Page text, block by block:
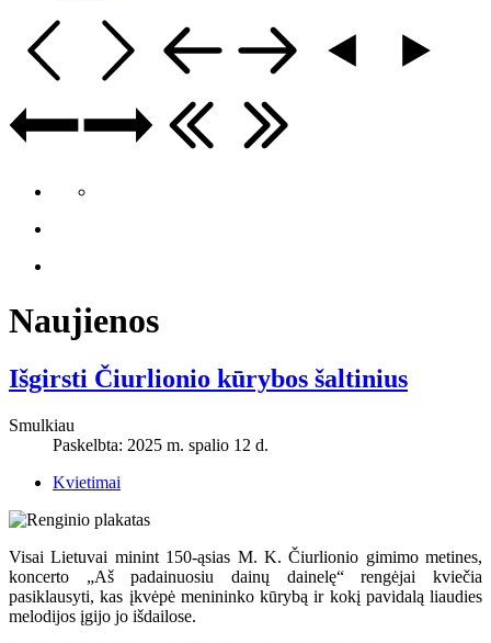
Naujienos
Išgirsti Čiurlionio kūrybos šaltinius
Smulkiau
Paskelbta: 2025 m. spalio 12 d.
Kvietimai
Visai Lietuvai minint 150-ąsias M. K. Čiurlionio gimimo metines,
koncerto „Aš padainuosiu dainų dainelę“ rengėjai kviečia
pasiklausyti, kas įkvėpė menininko kūrybą ir kokį pavidalą liaudies
melodijos įgijo jo išdailose.